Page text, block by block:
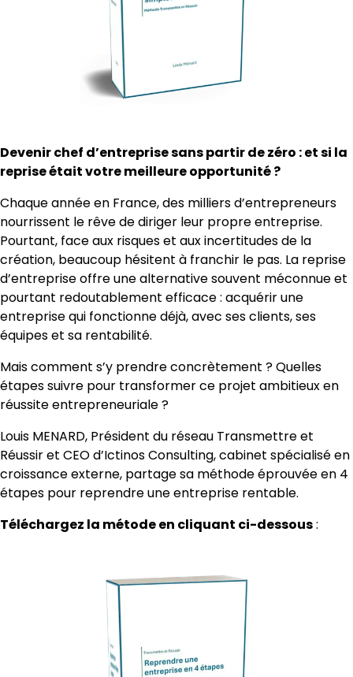
Devenir chef d’entreprise sans partir de zéro : et si la
reprise était votre meilleure opportunité ?
Chaque année en France, des milliers d’entrepreneurs
nourrissent le rêve de diriger leur propre entreprise.
Pourtant, face aux risques et aux incertitudes de la
création, beaucoup hésitent à franchir le pas. La reprise
d’entreprise offre une alternative souvent méconnue et
pourtant redoutablement efficace : acquérir une
entreprise qui fonctionne déjà, avec ses clients, ses
équipes et sa rentabilité.
Mais comment s’y prendre concrètement ? Quelles
étapes suivre pour transformer ce projet ambitieux en
réussite entrepreneuriale ?
Louis MENARD, Président du réseau Transmettre et
Réussir et CEO d’Ictinos Consulting, cabinet spécialisé en
croissance externe, partage sa méthode éprouvée en 4
étapes pour reprendre une entreprise rentable.
Téléchargez la métode en cliquant ci-dessous: